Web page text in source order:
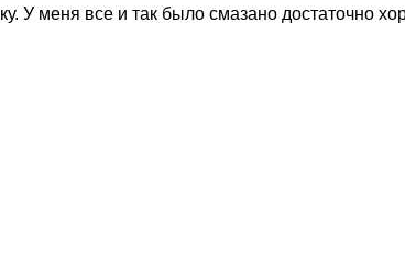
У меня все и так было смазано достаточно